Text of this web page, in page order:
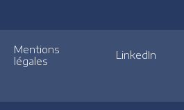
Mentions
légales
LinkedIn